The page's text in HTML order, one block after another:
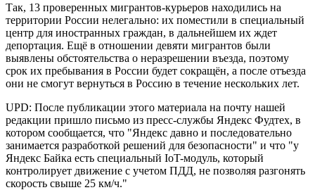
Так, 13 проверенных мигрантов-курьеров находились на
территории России нелегально: их поместили в специальный
центр для иностранных граждан, в дальнейшем их ждет
депортация. Ещё в отношении девяти мигрантов были
выявлены обстоятельства о неразрешении въезда, поэтому
срок их пребывания в России будет сокращён, а после отъезда
они не смогут вернуться в Россию в течение нескольких лет.
UPD: После публикации этого материала на почту нашей
редакции пришло письмо из пресс-службы Яндекс Фудтех, в
котором сообщается, что "Яндекс давно и последовательно
занимается разработкой решений для безопасности" и что "у
Яндекс Байка есть специальный IoT-модуль, который
контролирует движение с учетом ПДД, не позволяя разгонять
скорость свыше 25 км/ч."